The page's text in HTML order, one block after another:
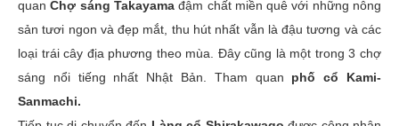
quanChợ sáng Takayamađậm chất miền quê với những nông
sản tươi ngon và đẹp mắt, thu hút nhất vẫn là đậu tương và các
loại trái cây địa phương theo mùa. Đây cũng là một trong 3 chợ
sáng nổi tiếng nhất Nhật Bản. Tham quan phố cổ Kami-
Sanmachi.